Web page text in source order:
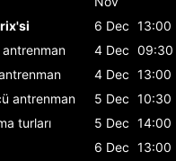
6 Dec 13:00
antrenman 4 Dec 09:30
4 Dec 13:00
antrenman 5 Dec 10:30
turları 5 Dec 14:00
6 Dec 13:00